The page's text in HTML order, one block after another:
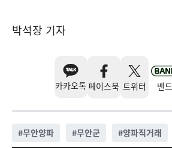
박석장 기자
카카오톡 페이스북 트위터 밴드
#무안양파 #무안군 #양파직거래